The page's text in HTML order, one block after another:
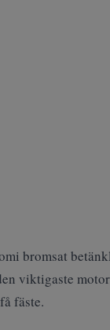
bromsat
viktigaste
fäste.